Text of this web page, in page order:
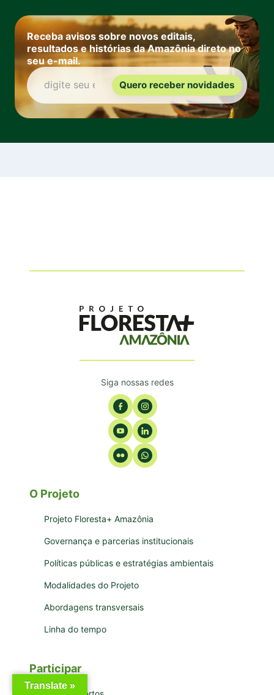
Receba avisos sobre novos editais,
resultados e histórias da Amazônia direto no
seu e-mail.
digite seu e-mail:
Quero receber novidades
Siga nossas redes
O Projeto
Projeto Floresta+ Amazônia
Governança e parcerias institucionais
Políticas públicas e estratégias ambientais
Modalidades do Projeto
Abordagens transversais
Linha do tempo
Participar
Translate »